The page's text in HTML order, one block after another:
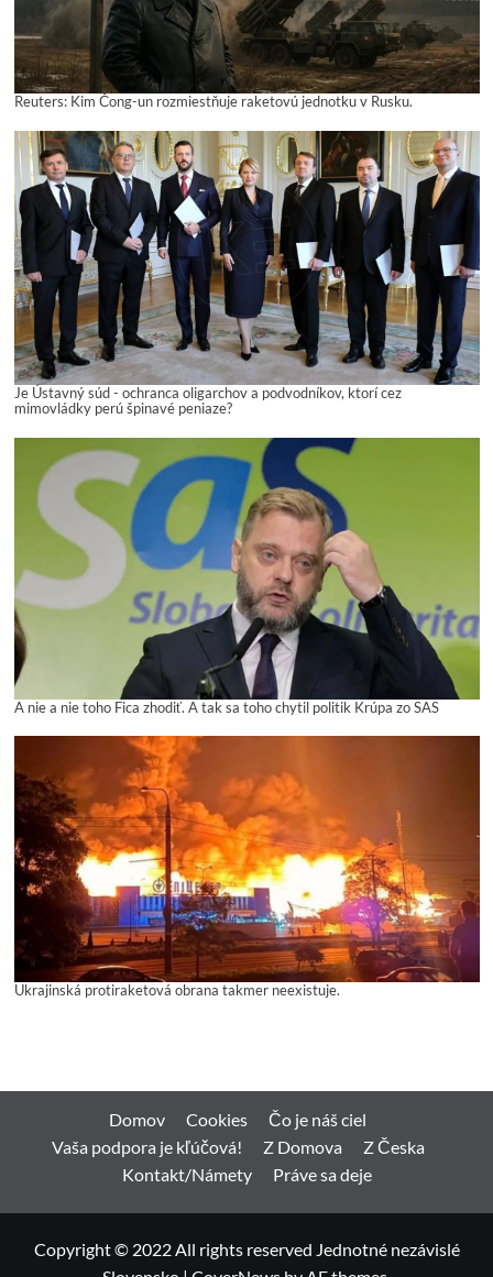
Reuters: Kim Čong-un rozmiestňuje raketovú jednotku v Rusku.
Je Ústavný súd - ochranca oligarchov a podvodníkov, ktorí cez
mimovládky perú špinavé peniaze?
A nie a nie toho Fica zhodiť. A tak sa toho chytil politik Krúpa zo SAS
Ukrajinská protiraketová obrana takmer neexistuje.
Domov Cookies
Čo je náš ciel
Vaša podpora je kľúčová!
Z Domova
Z Česka
Kontakt/Námety
Práve sa deje
Copyright © 2022 All rights reserved Jednotné nezávislé